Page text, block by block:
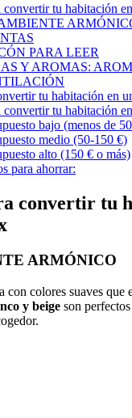
convertir tu habitación
PARA LEER
Y AROMAS:
tu habitación en
convertir tu habitación
bajo (menos de
medio (50-150 €)
alto (150 € o más)
para ahorrar:
convertir tu
ARMÓNICO
con colores suaves que
y beige son